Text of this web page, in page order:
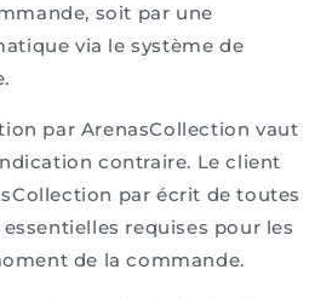
soit par une
via le système de
par ArenasCollection vaut
contraire. Le client
par écrit de toutes
requises pour les
de la commande.